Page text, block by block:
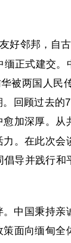
好邻邦，自
正式建交
被两国人民
回顾过去的
加深厚。从
。在此次会
导并践行
中国秉持亲
面向缅甸全